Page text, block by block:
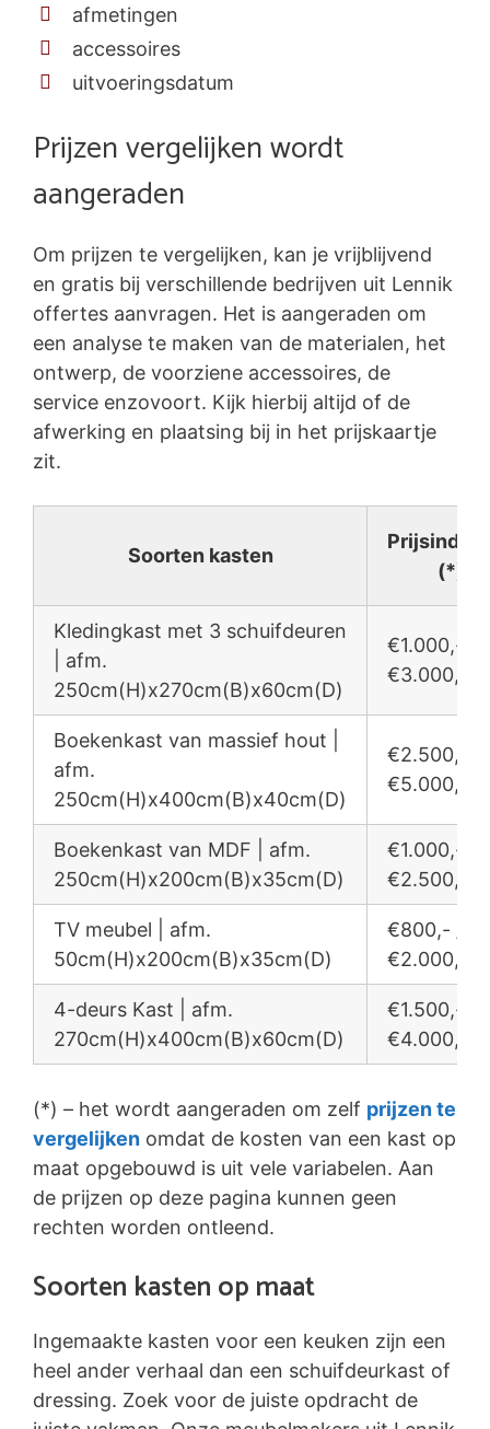
afmetingen
accessoires
uitvoeringsdatum
Prijzen vergelijken wordt
aangeraden
Om prijzen te vergelijken, kan je vrijblijvend
en gratis bij verschillende bedrijven uit Lennik
offertes aanvragen. Het is aangeraden om
een analyse te maken van de materialen, het
ontwerp, de voorziene accessoires, de
service enzovoort. Kijk hierbij altijd of de
afwerking en plaatsing bij in het prijskaartje
zit.
Soorten kasten
(*)
Kledingkast met 3 schuifdeuren
| afm.
250cm(H)x270cm(B)x60cm(D)
€1.000,- /
€3.000,-
Boekenkast van massief hout |
afm.
250cm(H)x400cm(B)x40cm(D)
€2.500,- /
€5.000,-
Boekenkast van MDF | afm.
250cm(H)x200cm(B)x35cm(D)
€1.000,- /
€2.500,-
TV meubel | afm.
50cm(H)x200cm(B)x35cm(D)
€800,- /
€2.000,-
4-deurs Kast | afm.
270cm(H)x400cm(B)x60cm(D)
€1.500,- /
€4.000,-
(*) – het wordt aangeraden om zelf prijzen te
vergelijken omdat de kosten van een kast op
maat opgebouwd is uit vele variabelen. Aan
de prijzen op deze pagina kunnen geen
rechten worden ontleend.
Soorten kasten op maat
Ingemaakte kasten voor een keuken zijn een
heel ander verhaal dan een schuifdeurkast of
dressing. Zoek voor de juiste opdracht de